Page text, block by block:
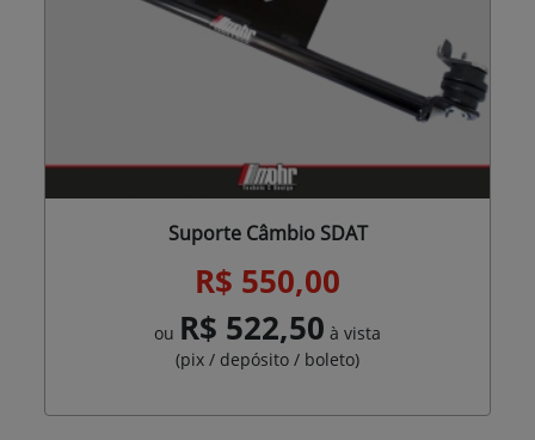
Suporte Câmbio SDAT
R$ 550,00
ou R$ 522,50 à vista
(pix / depósito / boleto)